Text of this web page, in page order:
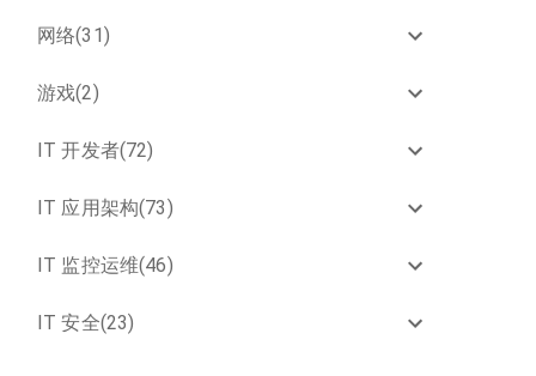
网络(31)
游戏(2)
IT 开发者(72)
IT 应用架构(73)
IT 监控运维(46)
IT 安全(23)